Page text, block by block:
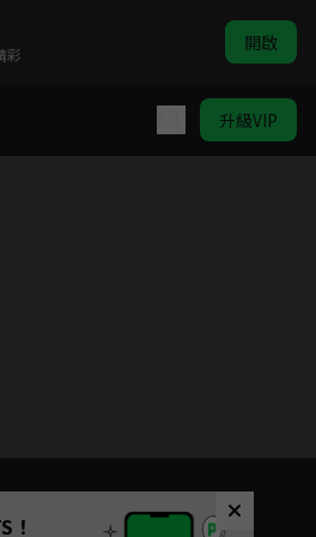
彩 開啟
升級VIP
！